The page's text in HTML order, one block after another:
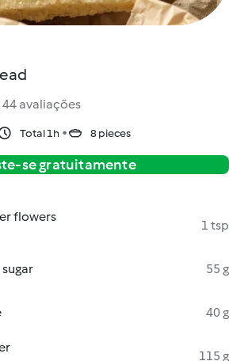
44 avaliações
Total 1h 8 pieces
se gratuitamente
flowers
1 tsp
55 g
40 g
115 g